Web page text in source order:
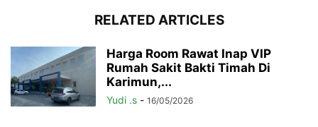
RELATED ARTICLES
Harga Room Rawat Inap VIP
Rumah Sakit Bakti Timah Di
Karimun,...
Yudi .s - 16/05/2026